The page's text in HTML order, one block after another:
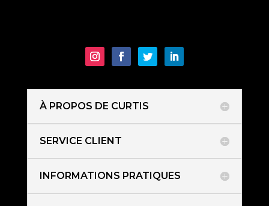
À PROPOS DE CURTIS
SERVICE CLIENT
INFORMATIONS PRATIQUES